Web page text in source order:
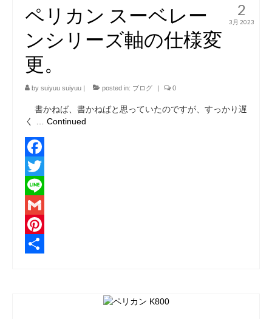
2
3月 2023
ペリカン スーベレー
ンシリーズ軸の仕様変
更。
by suiyuu suiyuu posted in: ブログ 0
書かねば、書かねばと思っていたのですが、すっかり遅
く … Continued
Facebook
Twitter
Line
Gmail
Pinterest